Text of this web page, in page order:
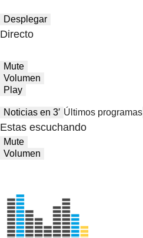
Desplegar
Directo
Mute
Volumen
Play
Noticias en 3′ Últimos programas
Estas escuchando
Mute
Volumen